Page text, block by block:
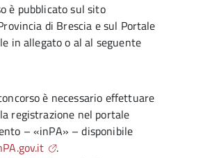
è pubblicato sul sito
di Brescia e sul Portale
in allegato o al al seguente
è necessario effettuare
registrazione nel portale
– «inPA» – disponibile
.